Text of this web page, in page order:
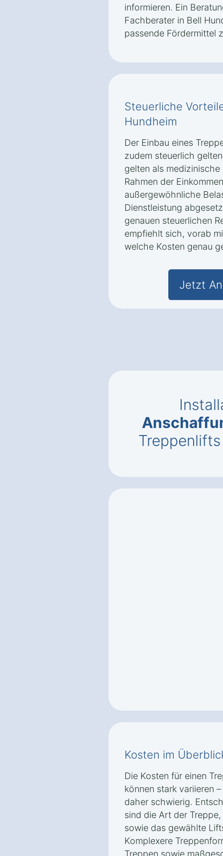
informieren. Ein
Fachberater in Bell
passende Fördermittel
Steuerliche
Hundheim
Der Einbau eines
zudem steuerlich
gelten als
Rahmen der
außergewöhnliche
Dienstleistung
genauen steuerlichen
empfiehlt sich, vorab
welche Kosten genau
Jetzt
Kosten im
Die Kosten für einen
können stark variieren
daher schwierig.
sind die Art der
sowie das gewählte
Komplexere
Treppen sowie